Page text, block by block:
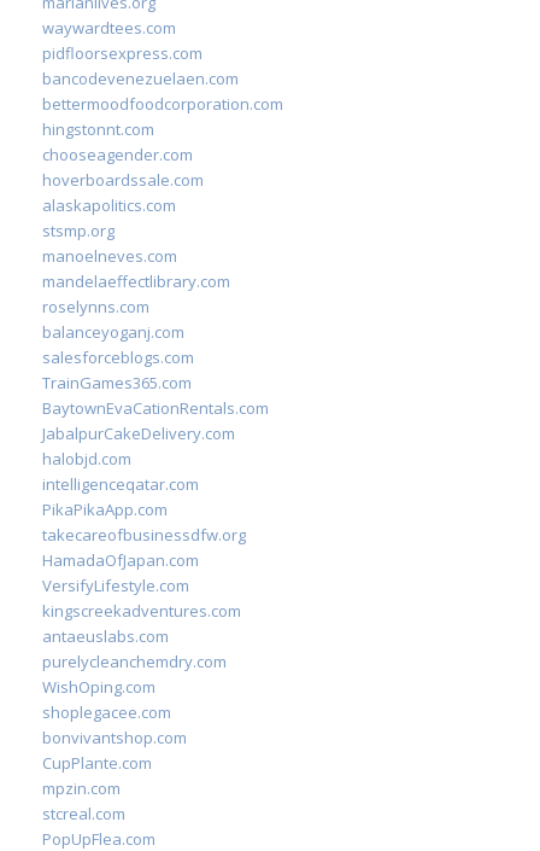
waywardtees.com
pidfloorsexpress.com
bancodevenezuelaen.com
bettermoodfoodcorporation.com
hingstonnt.com
chooseagender.com
hoverboardssale.com
alaskapolitics.com
stsmp.org
manoelneves.com
mandelaeffectlibrary.com
roselynns.com
balanceyoganj.com
salesforceblogs.com
TrainGames365.com
BaytownEvaCationRentals.com
JabalpurCakeDelivery.com
halobjd.com
intelligenceqatar.com
PikaPikaApp.com
takecareofbusinessdfw.org
HamadaOfJapan.com
VersifyLifestyle.com
kingscreekadventures.com
antaeuslabs.com
purelycleanchemdry.com
WishOping.com
shoplegacee.com
bonvivantshop.com
CupPlante.com
mpzin.com
stcreal.com
PopUpFlea.com